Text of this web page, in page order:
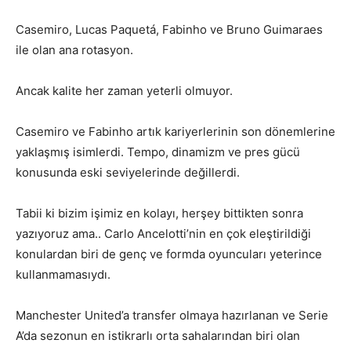
Casemiro, Lucas Paquetá, Fabinho ve Bruno Guimaraes
ile olan ana rotasyon.
Ancak kalite her zaman yeterli olmuyor.
Casemiro ve Fabinho artık kariyerlerinin son dönemlerine
yaklaşmış isimlerdi. Tempo, dinamizm ve pres gücü
konusunda eski seviyelerinde değillerdi.
Tabii ki bizim işimiz en kolayı, herşey bittikten sonra
yazıyoruz ama.. Carlo Ancelotti’nin en çok eleştirildiği
konulardan biri de genç ve formda oyuncuları yeterince
kullanmamasıydı.
Manchester United’a transfer olmaya hazırlanan ve Serie
A’da sezonun en istikrarlı orta sahalarından biri olan